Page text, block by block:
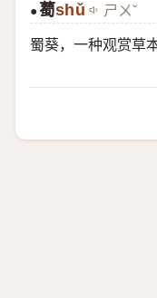
●薥shǔ ㄕㄨˇ
蜀葵，一种观赏草